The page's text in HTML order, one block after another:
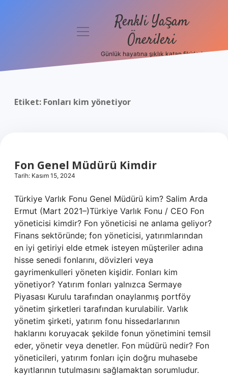
Politikası
menüyü
Renkli Yaşam
Önerileri
Günlük hayatına şıklık katan fikirler!
Etiket: Fonları kim yönetiyor
Fon Genel Müdürü Kimdir
Tarih: Kasım 15, 2024
Türkiye Varlık Fonu Genel Müdürü kim? Salim Arda
Ermut (Mart 2021–)Türkiye Varlık Fonu / CEO Fon
yöneticisi kimdir? Fon yöneticisi ne anlama geliyor?
Finans sektöründe; fon yöneticisi, yatırımlarından
en iyi getiriyi elde etmek isteyen müşteriler adına
hisse senedi fonlarını, dövizleri veya
gayrimenkulleri yöneten kişidir. Fonları kim
yönetiyor? Yatırım fonları yalnızca Sermaye
Piyasası Kurulu tarafından onaylanmış portföy
yönetim şirketleri tarafından kurulabilir. Varlık
yönetim şirketi, yatırım fonu hissedarlarının
haklarını koruyacak şekilde fonun yönetimini temsil
eder, yönetir veya denetler. Fon müdürü nedir? Fon
yöneticileri, yatırım fonları için doğru muhasebe
kayıtlarının tutulmasını sağlamaktan sorumludur.